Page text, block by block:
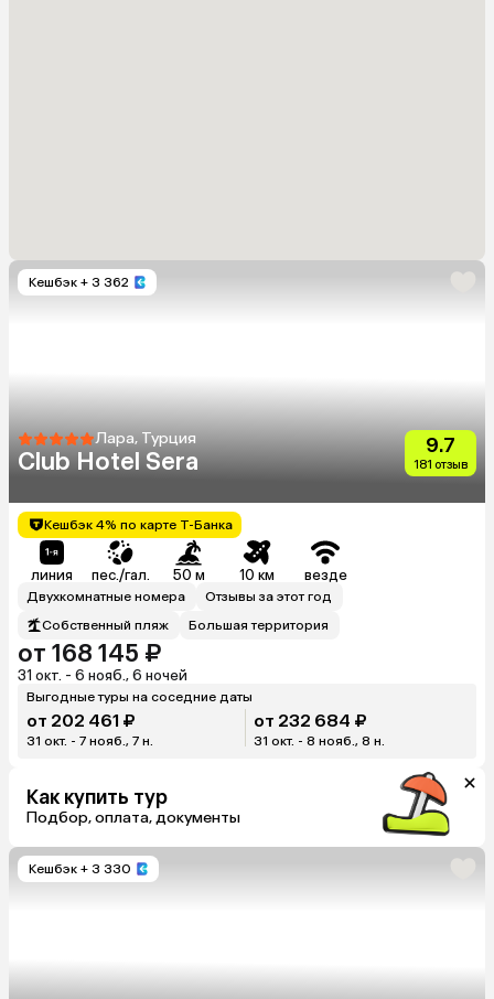
Кешбэк + 3 362
Лара, Турция
Club Hotel Sera
9.7
181 отзыв
Кешбэк 4% по карте Т-Банка
линия пес./гал. 50 м 10 км везде
Двухкомнатные номера
Отзывы за этот год
Собственный пляж
Большая территория
от 168 145 ₽
31 окт. - 6 нояб., 6 ночей
Выгодные туры на соседние даты
от 202 461 ₽
31 окт. - 7 нояб., 7 н.
от 232 684 ₽
31 окт. - 8 нояб., 8 н.
Как купить тур
Подбор, оплата, документы
Кешбэк + 3 330